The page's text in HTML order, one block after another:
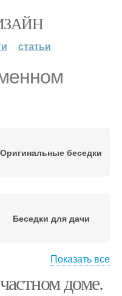
статьи
Оригинальные беседки
Беседки для дачи
Закрытые беседки
Показать все
доме.